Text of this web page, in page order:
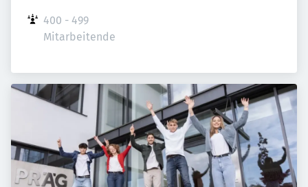
400 - 499
Mitarbeitende